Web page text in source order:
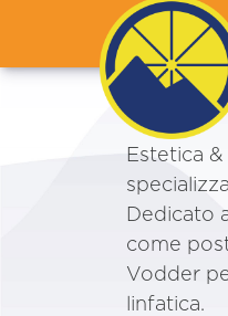
Estetica
Dedicato
come
Vodder
linfatica.